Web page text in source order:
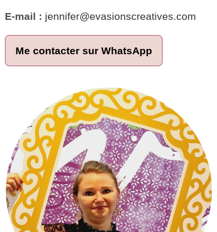
E-mail : jennifer@evasionscreatives.com
Me contacter sur WhatsApp